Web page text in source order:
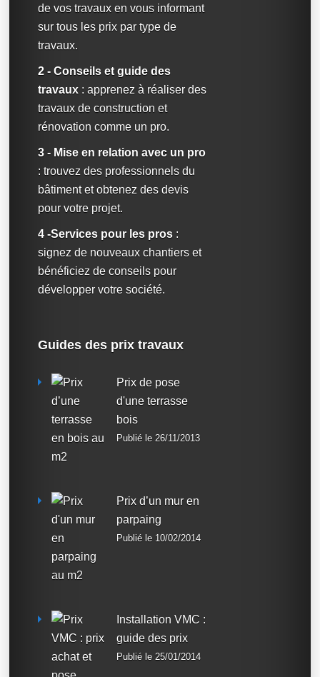
de vos travaux en vous informant
sur tous les prix par type de
travaux.
2 - Conseils et guide des
travaux : apprenez à réaliser des
travaux de construction et
rénovation comme un pro.
3 - Mise en relation avec un pro
: trouvez des professionnels du
bâtiment et obtenez des devis
pour votre projet.
4 -Services pour les pros :
signez de nouveaux chantiers et
bénéficiez de conseils pour
développer votre société.
Guides des prix travaux
Prix de pose
d'une terrasse
bois
Publié le 26/11/2013
Prix d’un mur en
parpaing
Publié le 10/02/2014
Installation VMC :
guide des prix
Publié le 25/01/2014